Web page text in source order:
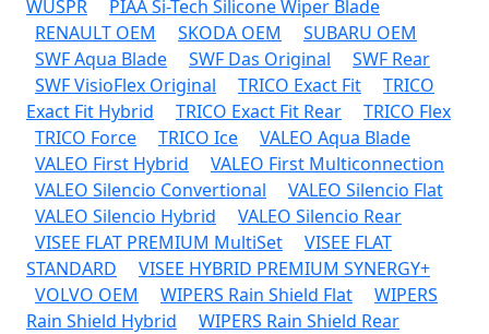
WUSPR
PIAA Si-Tech Silicone Wiper Blade
RENAULT OEM
SKODA OEM
SUBARU OEM
SWF Aqua Blade
SWF Das Original
SWF Rear
SWF VisioFlex Original
TRICO Exact Fit
TRICO
Exact Fit Hybrid
TRICO Exact Fit Rear
TRICO Flex
TRICO Force
TRICO Ice
VALEO Aqua Blade
VALEO First Hybrid
VALEO First Multiconnection
VALEO Silencio Convertional
VALEO Silencio Flat
VALEO Silencio Hybrid
VALEO Silencio Rear
VISEE FLAT PREMIUM MultiSet
VISEE FLAT
STANDARD
VISEE HYBRID PREMIUM SYNERGY+
VOLVO OEM
WIPERS Rain Shield Flat
WIPERS
Rain Shield Hybrid
WIPERS Rain Shield Rear